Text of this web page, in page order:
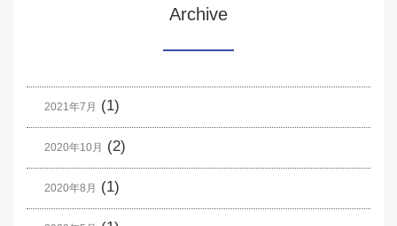
Archive
2021年7月 (1)
2020年10月 (2)
2020年8月 (1)